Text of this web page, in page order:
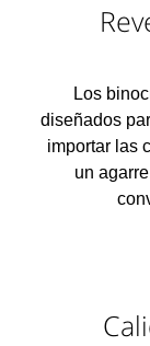
Los
diseñados
importar las
un